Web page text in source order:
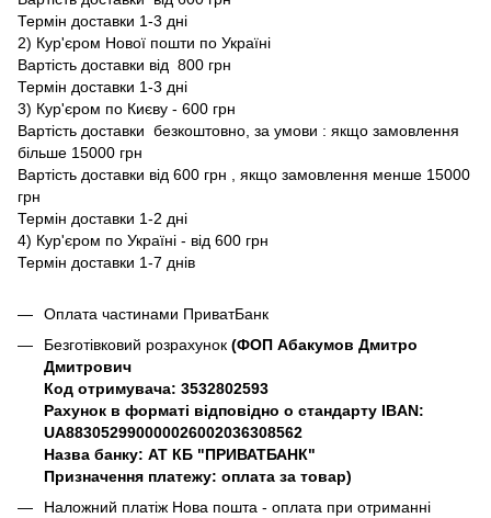
Термін доставки 1-3 дні
2) Кур'єром Нової пошти по Україні
Вартість доставки від 800 грн
Термін доставки 1-3 дні
3) Кур'єром по Києву - 600 грн
Вартість доставки безкоштовно, за умови : якщо замовлення
більше 15000 грн
Вартість доставки від 600 грн , якщо замовлення менше 15000
грн
Термін доставки 1-2 дні
4) Кур'єром по Україні - від 600 грн
Термін доставки 1-7 днів
Оплата частинами ПриватБанк
Безготівковий розрахунок (ФОП Абакумов Дмитро
Дмитрович
Код отримувача: 3532802593
Рахунок в форматі відповідно о стандарту IBAN:
UA883052990000026002036308562
Назва банку: АТ КБ "ПРИВАТБАНК"
Призначення платежу: оплата за товар)
Наложний платіж Нова пошта - оплата при отриманні